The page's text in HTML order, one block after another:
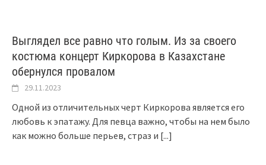
Выглядел все равно что голым. Из за своего
костюма концерт Киркорова в Казахстане
обернулся провалом
29.11.2023
Одной из отличительных черт Киркорова является его
любовь к эпатажу. Для певца важно, чтобы на нем было
как можно больше перьев, страз и [...]